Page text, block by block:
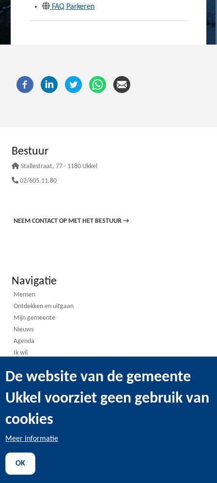
FAQ Parkeren
Bestuur
Stallestraat, 77 - 1180 Ukkel
02/605.11.80
NEEM CONTACT OP MET HET BESTUUR →
Navigatie
Mensen
Ontdekken en uitgaan
Mijn gemeente
Nieuws
Agenda
Ik wil
Volg ons
Instagram
LinkedIn
WhatsApp
De website van de gemeente
Ukkel voorziet geen gebruik van
cookies
Meer informatie
OK